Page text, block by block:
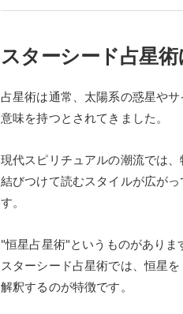
スターシード占星
占星術は通常、太陽系の惑星や
意味を持つとされてきました。
現代スピリチュアルの潮流では
結びつけて読むスタイルが広が
す。
"恒星占星術"というものがありま
スターシード占星術では、恒星
解釈するのが特徴です。